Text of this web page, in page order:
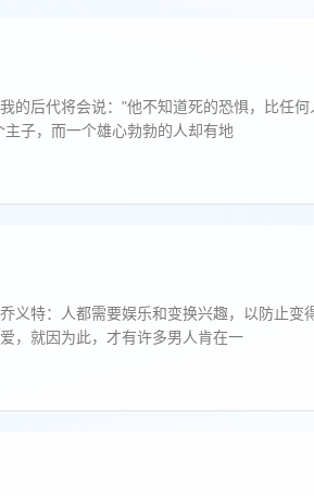
的后代将会说："他不知道死的恐惧，比任
子，而一个雄心勃勃的人却有地
义特：人都需要娱乐和变换兴趣，以防止变
，就因为此，才有许多男人肯在一